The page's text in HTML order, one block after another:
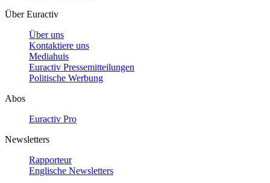
Über Euractiv
Über uns
Kontaktiere uns
Mediahuis
Euractiv Pressemitteilungen
Politische Werbung
Abos
Euractiv Pro
Newsletters
Rapporteur
Englische Newsletters